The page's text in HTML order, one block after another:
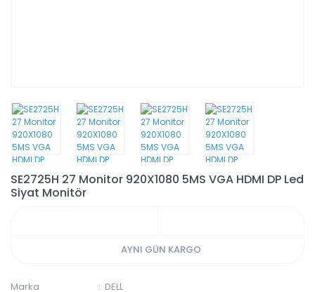
SE2725H 27 Monitor 920X1080 5MS VGA HDMI DP Led
Siyat Monitör
AYNI GÜN KARGO
Marka
DELL